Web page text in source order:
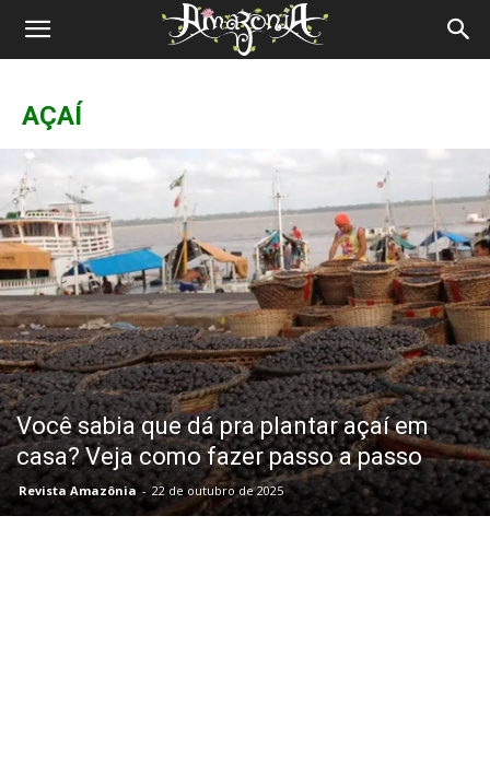
Revista
AÇAÍ
Você sabia que dá pra plantar açaí em
casa? Veja como fazer passo a passo
Revista Amazônia - 22 de outubro de 2025